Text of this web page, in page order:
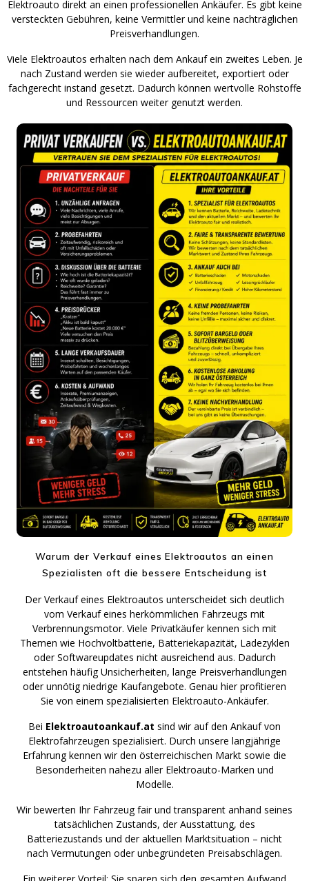
Elektroauto direkt an einen professionellen Ankäufer. Es gibt keine
versteckten Gebühren, keine Vermittler und keine nachträglichen
Preisverhandlungen.
Viele Elektroautos erhalten nach dem Ankauf ein zweites Leben. Je
nach Zustand werden sie wieder aufbereitet, exportiert oder
fachgerecht instand gesetzt. Dadurch können wertvolle Rohstoffe
und Ressourcen weiter genutzt werden.
Warum der Verkauf eines Elektroautos an einen
Spezialisten oft die bessere Entscheidung ist
Der Verkauf eines Elektroautos unterscheidet sich deutlich
vom Verkauf eines herkömmlichen Fahrzeugs mit
Verbrennungsmotor. Viele Privatkäufer kennen sich mit
Themen wie Hochvoltbatterie, Batteriekapazität, Ladezyklen
oder Softwareupdates nicht ausreichend aus. Dadurch
entstehen häufig Unsicherheiten, lange Preisverhandlungen
oder unnötig niedrige Kaufangebote. Genau hier profitieren
Sie von einem spezialisierten Elektroauto-Ankäufer.
Bei Elektroautoankauf.at sind wir auf den Ankauf von
Elektrofahrzeugen spezialisiert. Durch unsere langjährige
Erfahrung kennen wir den österreichischen Markt sowie die
Besonderheiten nahezu aller Elektroauto-Marken und
Modelle.
Wir bewerten Ihr Fahrzeug fair und transparent anhand seines
tatsächlichen Zustands, der Ausstattung, des
Batteriezustands und der aktuellen Marktsituation – nicht
nach Vermutungen oder unbegründeten Preisabschlägen.